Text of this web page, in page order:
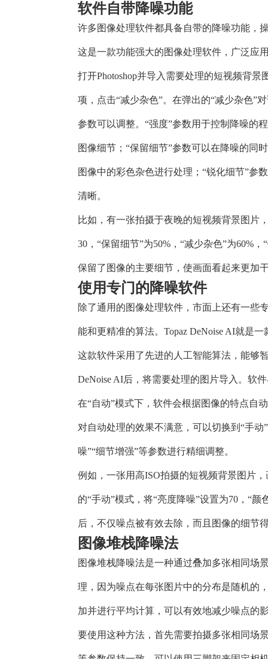
软件自带降噪功能
许多图像处理软件都具备自带的降噪功能，
这是一款功能强大的图像处理软件，广泛应
打开Photoshop并导入需要处理的短视频背
项，点击“减少杂色”。在弹出的“减少杂色”
参数可以调整。“强度”参数用于控制降噪的
图像细节；“保留细节”参数可以在降噪的同
图像中的彩色杂色进行处理；“锐化细节”参
清晰。
比如，有一张拍摄于夜晚的短视频背景图片
30，“保留细节”为50%，“减少杂色”为60%
保留了图像的主要细节，使画面看起来更加
使用专门的降噪软件
除了通用的图像处理软件，市面上还有一些
能和更精准的算法。Topaz DeNoise AI就是
这款软件采用了先进的人工智能算法，能够
DeNoise AI后，将需要处理的图片导入。软
在“自动”模式下，软件会根据图像的特点自
对自动处理的效果不满意，可以切换到“手
噪”“细节增强”等参数进行精细调整。
例如，一张用高ISO拍摄的短视频背景图片
的“手动”模式，将“亮度降噪”设置为70，“
后，不仅噪点被有效去除，而且图像的细节
图像堆栈降噪法
图像堆栈降噪法是一种通过叠加多张相同场
理，因为噪点在每张图片中的分布是随机的
加并进行平均计算，可以有效地减少噪点的
要使用这种方法，首先需要拍摄多张相同场